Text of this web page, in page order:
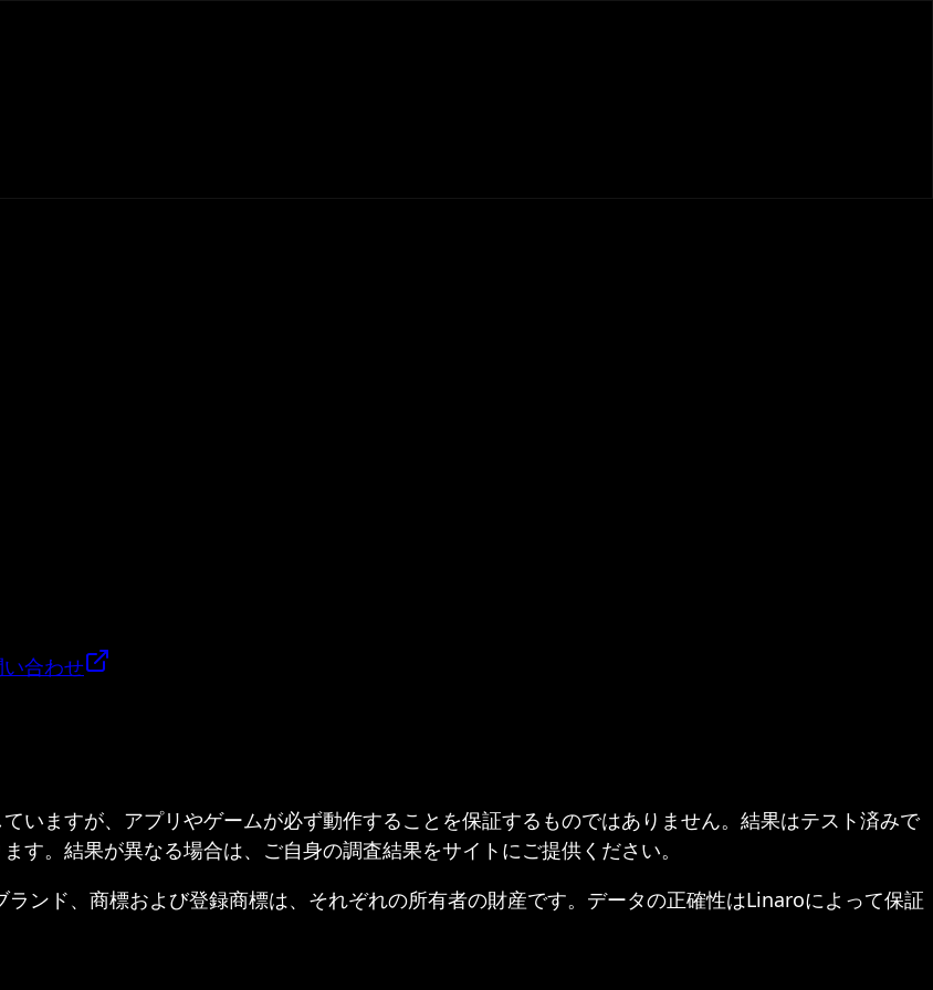
合わせ
いますが、アプリやゲームが必ず動作することを保証するものではありません。結果はテスト済みで
。結果が異なる場合は、ご自身の調査結果をサイトにご提供ください。
ド、商標および登録商標は、それぞれの所有者の財産です。データの正確性はLinaroによって保証